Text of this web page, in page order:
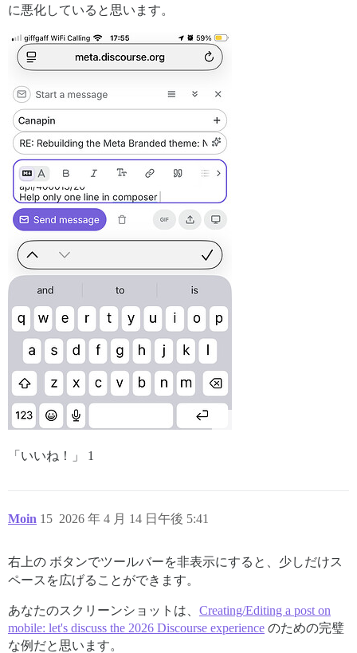
に悪化していると思います。
「いいね！」 1
Moin 2026 年 4 月 14 日午後 5:41
15
右上の ボタンでツールバーを非表示にすると、少しだけス
ペースを広げることができます。
あなたのスクリーンショットは、 Creating/Editing a post on
mobile: let's discuss the 2026 Discourse experience のための完璧
な例だと思います。